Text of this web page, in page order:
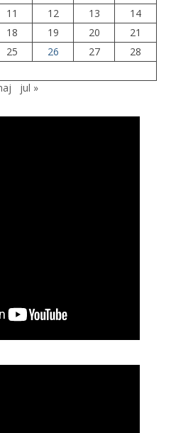
11 12 13
14
18 19 20
21
25 26 27
28
jul »